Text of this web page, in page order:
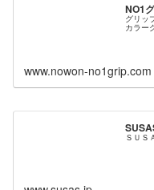
NO1
グリッ
カラー
www.nowon-no1grip.com
ＳＵＳ